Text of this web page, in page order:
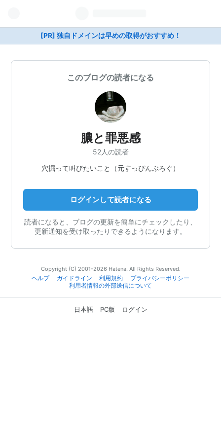
[PR] 独自ドメインは早めの取得がおすすめ！
このブログの読者になる
膿と罪悪感
52人の読者
穴掘って叫びたいこと（元すっぴんぶろぐ）
ログインして読者になる
読者になると、ブログの更新を簡単にチェックしたり、
更新通知を受け取ったりできるようになります。
Copyright (C) 2001-2026 Hatena. All Rights Reserved.
ヘルプ
ガイドライン 利用規約
プライバシーポリシー
利用者情報の外部送信について
日本語 PC版 ログイン